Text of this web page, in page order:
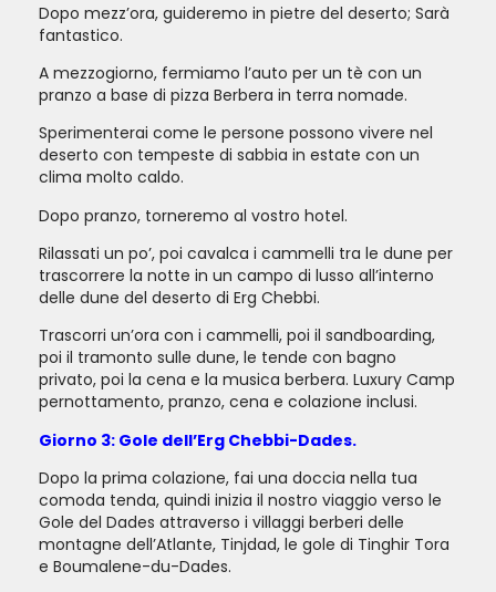
Dopo mezz’ora, guideremo in pietre del deserto; Sarà
fantastico.
A mezzogiorno, fermiamo l’auto per un tè con un
pranzo a base di pizza Berbera in terra nomade.
Sperimenterai come le persone possono vivere nel
deserto con tempeste di sabbia in estate con un
clima molto caldo.
Dopo pranzo, torneremo al vostro hotel.
Rilassati un po’, poi cavalca i cammelli tra le dune per
trascorrere la notte in un campo di lusso all’interno
delle dune del deserto di Erg Chebbi.
Trascorri un’ora con i cammelli, poi il sandboarding,
poi il tramonto sulle dune, le tende con bagno
privato, poi la cena e la musica berbera. Luxury Camp
pernottamento, pranzo, cena e colazione inclusi.
Giorno 3: Gole dell’Erg Chebbi-Dades.
Dopo la prima colazione, fai una doccia nella tua
comoda tenda, quindi inizia il nostro viaggio verso le
Gole del Dades attraverso i villaggi berberi delle
montagne dell’Atlante, Tinjdad, le gole di Tinghir Tora
e Boumalene-du-Dades.